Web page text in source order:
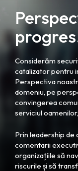
Considerăm
catalizator pentru
Perspectiva
domeniu, pe
convingerea
serviciul
Prin leadership de
comentarii
organizațiile să
riscurile și să